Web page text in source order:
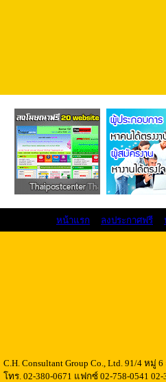
หน้าแรก ลงประกาศฟรี
C.H. Consultant Group Co., Ltd. 91/4 ห
โทร. 02-380-0671 แฟกซ์ 02-758-0541 02-